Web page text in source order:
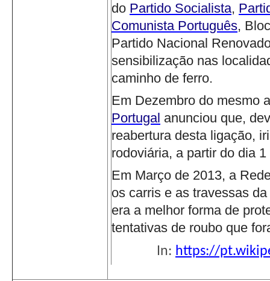
do Partido Socialista,
Comunista Português,
Partido Nacional
sensibilização nas
caminho de ferro.
Em Dezembro do mesmo
Portugal anunciou que,
reabertura desta ligação,
rodoviária, a partir do dia
Em Março de 2013, a
os carris e as travessas
era a melhor forma de
tentativas de roubo que
In: https://